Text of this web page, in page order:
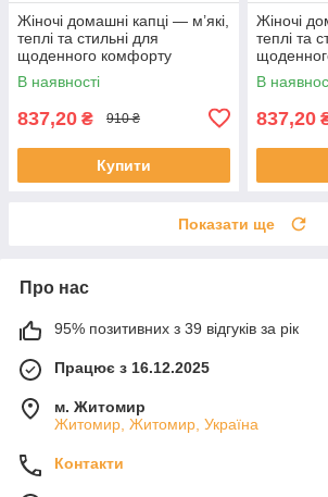
Жіночі домашні капці — м’які,
теплі та стильні для
щоденного комфорту
В наявності
837,20 ₴ 910 ₴
Купити
Жіночі
теплі та
В
837,20
Показати ще
Про нас
95% позитивних з 39 відгуків за рік
Працює з 16.12.2025
м. Житомир
Житомир, Житомир, Україна
Контакти